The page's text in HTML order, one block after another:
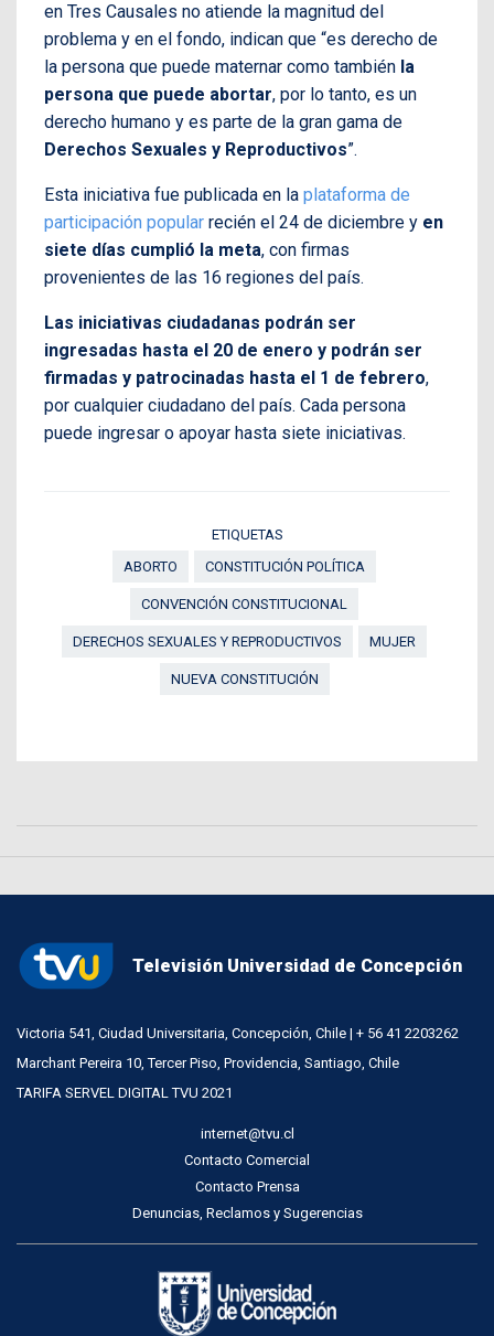
en Tres Causales no atiende la magnitud del
problema y en el fondo, indican que “es derecho de
la persona que puede maternar como también la
persona que puede abortar, por lo tanto, es un
derecho humano y es parte de la gran gama de
Derechos Sexuales y Reproductivos”.
Esta iniciativa fue publicada en la plataforma de
participación popular recién el 24 de diciembre y en
siete días cumplió la meta, con firmas
provenientes de las 16 regiones del país.
Las iniciativas ciudadanas podrán ser
ingresadas hasta el 20 de enero y podrán ser
firmadas y patrocinadas hasta el 1 de febrero,
por cualquier ciudadano del país. Cada persona
puede ingresar o apoyar hasta siete iniciativas.
ETIQUETAS
ABORTO
CONSTITUCIÓN POLÍTICA
CONVENCIÓN CONSTITUCIONAL
DERECHOS SEXUALES Y REPRODUCTIVOS MUJER
NUEVA CONSTITUCIÓN
Televisión Universidad de Concepción
Victoria 541, Ciudad Universitaria, Concepción, Chile | + 56 41 2203262
Marchant Pereira 10, Tercer Piso, Providencia, Santiago, Chile
TARIFA SERVEL DIGITAL TVU 2021
internet@tvu.cl
Contacto Comercial
Contacto Prensa
Denuncias, Reclamos y Sugerencias